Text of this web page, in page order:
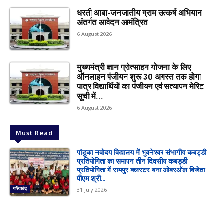
धरती आबा-जनजातीय ग्राम उत्कर्ष अभियान
अंतर्गत आवेदन आमंत्रित
6 August 2026
मुख्यमंत्री ज्ञान प्रोत्साहन योजना के लिए
ऑनलाइन पंजीयन शुरू 30 अगस्त तक होगा
पात्र विद्यार्थियों का पंजीयन एवं सत्यापन मेरिट
सूची में...
6 August 2026
Must Read
गरियाबंद
पांडुका नवोदय विद्यालय में भुवनेश्वर संभागीय कबड्डी
प्रतियोगिता का समापन तीन दिवसीय कबड्डी
प्रतियोगिता में रायपुर क्लस्टर बना ओवरऑल विजेता
पीएम श्री...
31 July 2026